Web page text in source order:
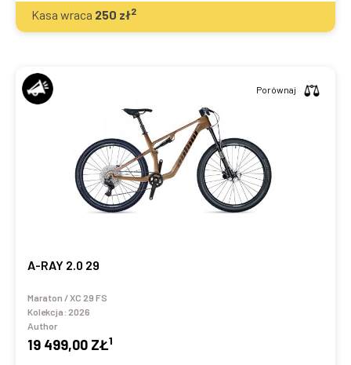
Kasa wraca 250 zł2
A-RAY 2.0 29
Maraton / XC 29 FS
Kolekcja: 2026
Author
19 499,00 ZŁ1
Porównaj